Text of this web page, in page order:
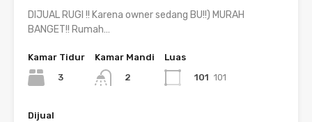
DIJUAL RUGI !! Karena owner sedang BU!!) MURAH
BANGET!! Rumah…
Kamar Tidur
3
Kamar Mandi
2
Luas
101 101
Dijual